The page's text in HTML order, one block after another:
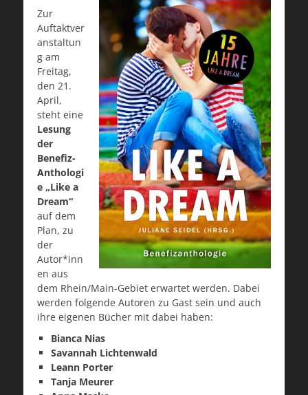
Zur
Auftaktver
anstaltun
g am
Freitag,
den 21.
April,
steht eine
Lesung
der
Benefiz-
Anthologi
e „Like a
Dream“
auf dem
Plan, zu
der
Autor*inn
en aus
dem Rhein/Main-Gebiet erwartet werden. Dabei
werden folgende Autoren zu Gast sein und auch
ihre eigenen Bücher mit dabei haben:
Bianca Nias
Savannah Lichtenwald
Leann Porter
Tanja Meurer